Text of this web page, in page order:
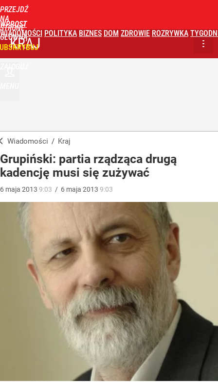
PRZEJDŹ
NA
STRONĘ
GŁÓWNĄ
WPROST
WIADOMOŚCI POLITYKA BIZNES DOM ZDROWIE ROZRYWKA
KRAJ
Wiadomości / Kraj
Grupiński: partia rządząca drugą
kadencję musi się zużywać
6 maja 2013 9:03 / 6 maja 2013 9:03